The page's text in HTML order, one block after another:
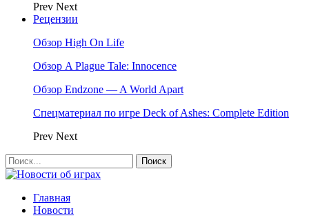
Prev Next
Рецензии
Обзор High On Life
Обзор A Plague Tale: Innocence
Обзор Endzone — A World Apart
Спецматериал по игре Deck of Ashes: Complete Edition
Prev Next
Главная
Новости